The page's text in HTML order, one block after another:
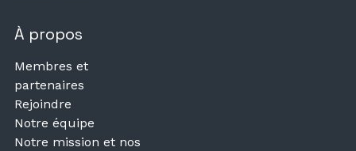
À propos
Membres et
partenaires
Rejoindre
Notre équipe
Notre mission et nos